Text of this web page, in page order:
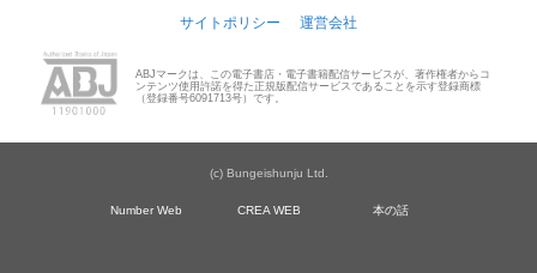
サイトポリシー 運営会社
ABJマークは、この電子書店・電子書籍配信サービスが、著作権者からコ
ンテンツ使用許諾を得た正規版配信サービスであることを示す登録商標
（登録番号6091713号）です。
(c) Bungeishunju Ltd.
Number Web CREA WEB 本の話